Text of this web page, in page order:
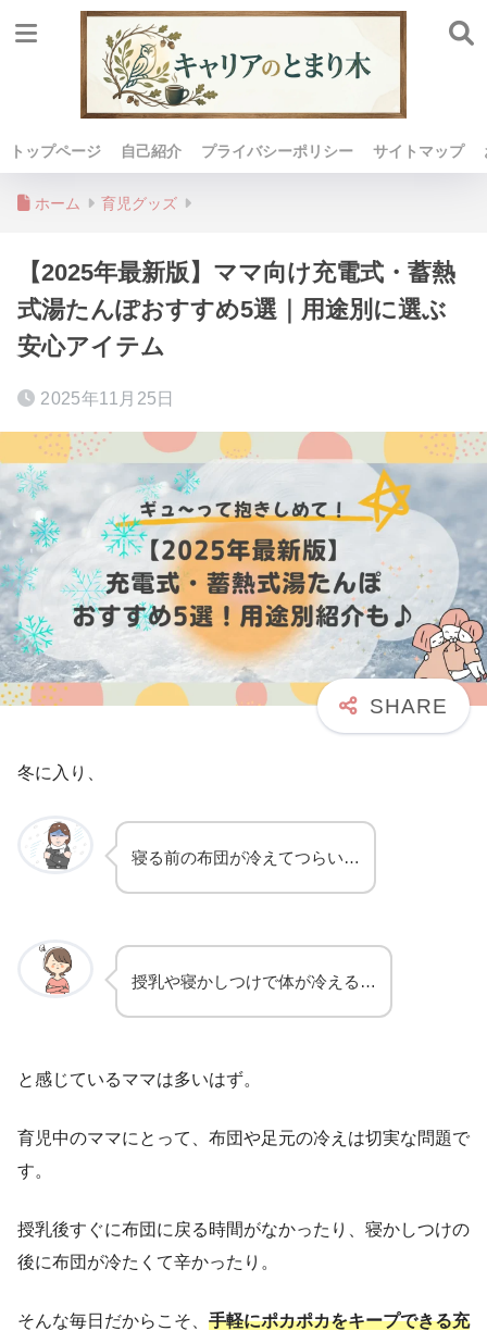
トップページ 自己紹介 プライバシーポリシー サイトマップ
ホーム 育児グッズ
【2025年最新版】ママ向け充電式・蓄熱
式湯たんぽおすすめ5選｜用途別に選ぶ
安心アイテム
2025年11月25日
冬に入り、
寝る前の布団が冷えてつらい…
授乳や寝かしつけで体が冷える…
と感じているママは多いはず。
育児中のママにとって、布団や足元の冷えは切実な問題で
す。
授乳後すぐに布団に戻る時間がなかったり、寝かしつけの
後に布団が冷たくて辛かったり。
そんな毎日だからこそ、 手軽にポカポカをキープできる充